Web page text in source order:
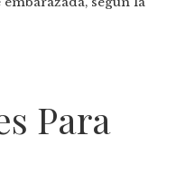
Para